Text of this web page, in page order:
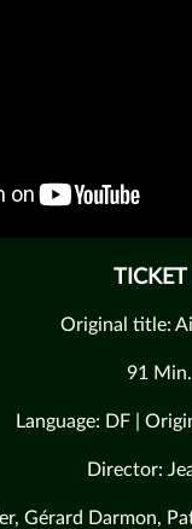
TICKET
Original title:
91
Language: DF |
Director:
Gérard Darmon,